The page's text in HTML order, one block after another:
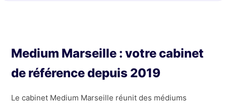
Medium Marseille : votre cabinet
de référence depuis 2019
Le cabinet Medium Marseille réunit des médiums